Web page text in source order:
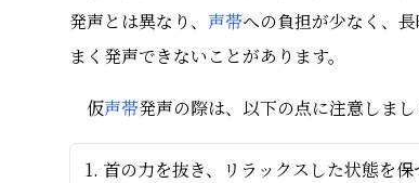
発声とは異なり、 声帯への負担が少なく、
まく発声できないことがあります。
仮声帯発声の際は、以下の点に注意しまし
首の力を抜き、リラックスした状態を保